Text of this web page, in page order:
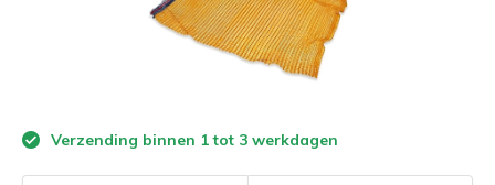
Verzending binnen 1 tot 3 werkdagen